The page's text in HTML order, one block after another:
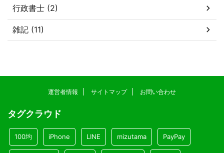
行政書士 (2)
雑記 (11)
運営者情報 サイトマップ お問い合わせ
タグクラウド
100均 iPhone LINE mizutama PayPay